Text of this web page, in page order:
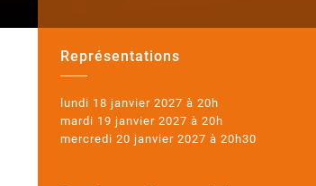
Représentations
lundi 18 janvier 2027 à 20h
mardi 19 janvier 2027 à 20h
mercredi 20 janvier 2027 à 20h30